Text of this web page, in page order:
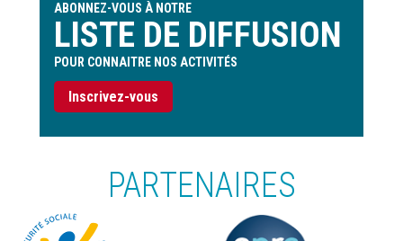
ABONNEZ-VOUS À NOTRE
LISTE DE DIFFUSION
POUR CONNAITRE NOS ACTIVITÉS
Inscrivez-vous
PARTENAIRES